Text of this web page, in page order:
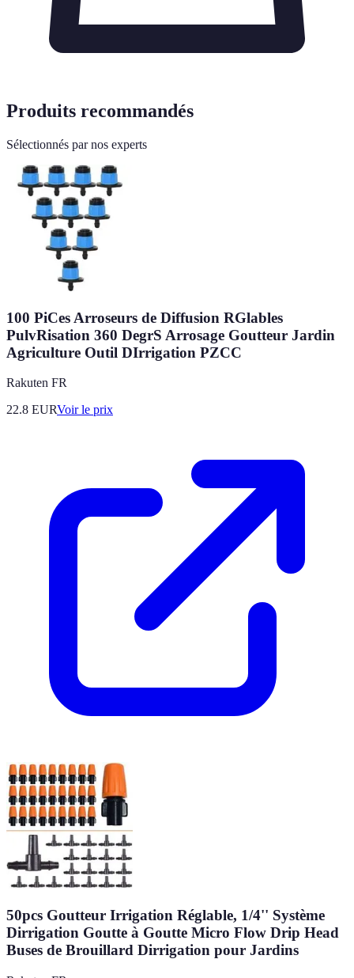
Produits recommandés
Sélectionnés par nos experts
100 PiCes Arroseurs de Diffusion RGlables
PulvRisation 360 DegrS Arrosage Goutteur Jardin
Agriculture Outil DIrrigation PZCC
Rakuten FR
22.8 EURVoir le prix
50pcs Goutteur Irrigation Réglable, 1/4'' Système
Dirrigation Goutte à Goutte Micro Flow Drip Head
Buses de Brouillard Dirrigation pour Jardins